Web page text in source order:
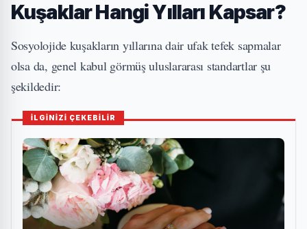
Kuşaklar Hangi Yılları Kapsar?
Sosyolojide kuşakların yıllarına dair ufak tefek sapmalar
olsa da, genel kabul görmüş uluslararası standartlar şu
şekildedir:
İLGİNİZİ ÇEKEBİLİR